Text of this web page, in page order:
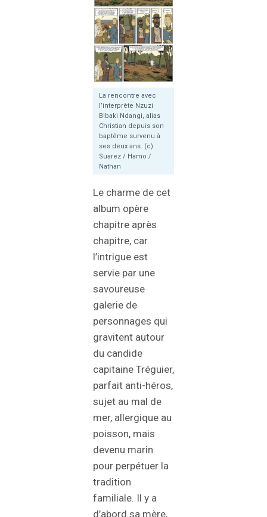
La rencontre avec
l’interprète Nzuzi
Bibaki Ndangi, alias
Christian depuis son
baptême survenu à
ses deux ans. (c)
Suarez / Hamo /
Nathan
Le charme de cet
album opère
chapitre après
chapitre, car
l’intrigue est
servie par une
savoureuse
galerie de
personnages qui
gravitent autour
du candide
capitaine Tréguier,
parfait anti-héros,
sujet au mal de
mer, allergique au
poisson, mais
devenu marin
pour perpétuer la
tradition
familiale. Il y a
d’abord sa mère,